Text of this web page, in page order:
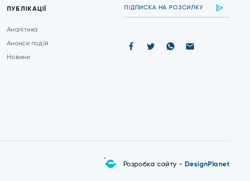
ПУБЛІКАЦІЇ
Аналітика
Анонси подій
Новини
Розробка сайту - DesignPlanet